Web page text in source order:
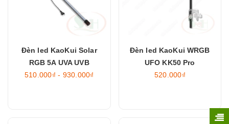
Đèn led KaoKui Solar
RGB 5A UVA UVB
510.000₫ - 930.000₫
Đèn led KaoKui WRGB
UFO KK50 Pro
520.000₫